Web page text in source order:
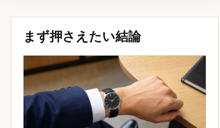
まず押さえたい結論